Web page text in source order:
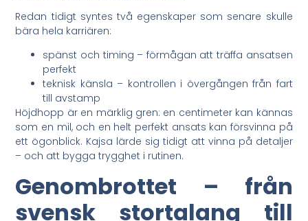
Redan tidigt syntes två egenskaper som senare skulle
bära hela karriären:
spänst och timing – förmågan att träffa ansatsen
perfekt
teknisk känsla – kontrollen i övergången från fart
till avstamp
Höjdhopp är en märklig gren: en centimeter kan kännas
som en mil, och en helt perfekt ansats kan försvinna på
ett ögonblick. Kajsa lärde sig tidigt att vinna på detaljer
– och att bygga trygghet i rutinen.
Genombrottet – från
svensk stortalang till